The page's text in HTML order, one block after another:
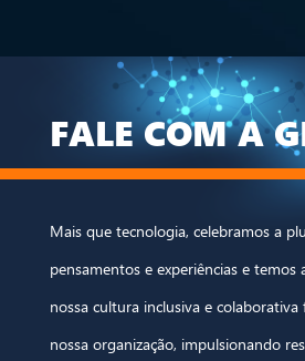
FALE COM A
Mais que tecnologia, celebramos a
pensamentos e experiências e temos
nossa cultura inclusiva e colaborativa
nossa organização, impulsionando